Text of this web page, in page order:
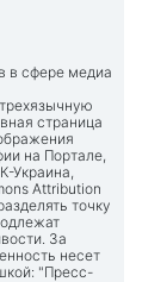
в сфере медиа
страница
на Портале,
Украина,
Attribution
точку
За
несет
"Пресс-